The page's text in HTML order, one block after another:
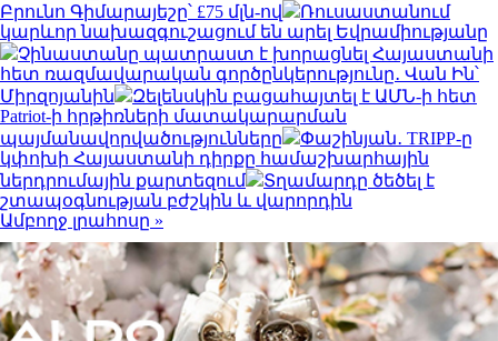
Բրունո Գիմարայեշը՝ £75 մլն-ով
Ռուսաստանում
կարևոր նախազգուշացում են արել Եվրամիությանը
Չինաստանը պատրաստ է խորացնել Հայաստանի
հետ ռազմավարական գործընկերությունը․ Վան Ին՝
Միրզոյանին
Զելենսկին բացահայտել է ԱՄՆ-ի հետ
Patriot-ի հրթիռների մատակարարման
պայմանավորվածությունները
Փաշինյան․ TRIPP-ը
կփոխի Հայաստանի դիրքը համաշխարհային
ներդրումային քարտեզում
Տղամարդը ծեծել է
շտապօգնության բժշկին և վարորդին
Ամբողջ լրահոսը »